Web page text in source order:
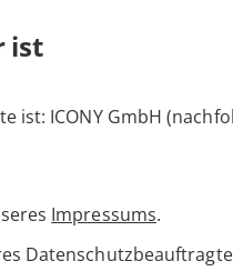
ist
ICONY GmbH
Impressums.